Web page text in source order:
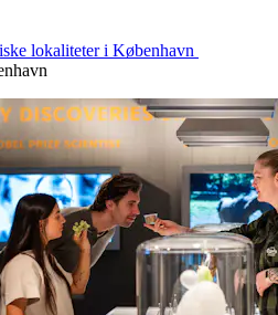
lokaliteter i København